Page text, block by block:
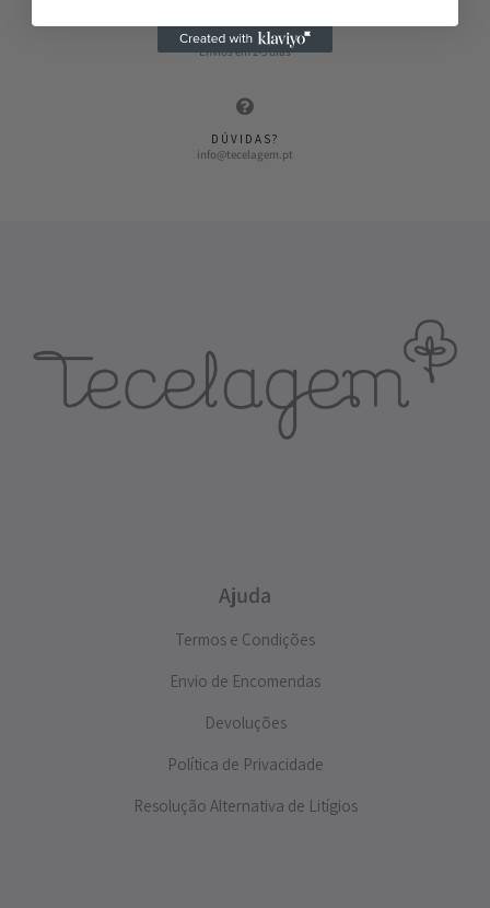
ENVIOS RÁPIDOS
Envios em 2-3 dias
DÚVIDAS?
info@tecelagem.pt
Ajuda
Termos e Condições
Envio de Encomendas
Devoluções
Política de Privacidade
Resolução Alternativa de Litígios